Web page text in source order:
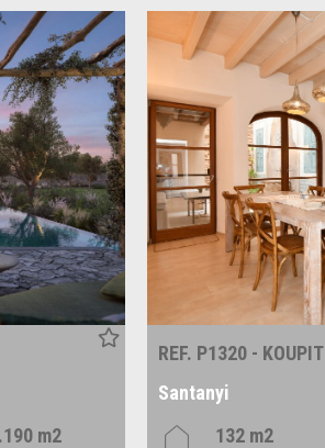
m2
REF. P1320 - KOUPIT
Santanyi
132 m2